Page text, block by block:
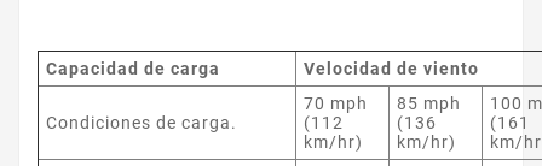
Capacidad de carga Velocidad de viento
Condiciones de carga.
70 mph
(112
km/hr)
85 mph
(136
km/hr)
100
(161
km/